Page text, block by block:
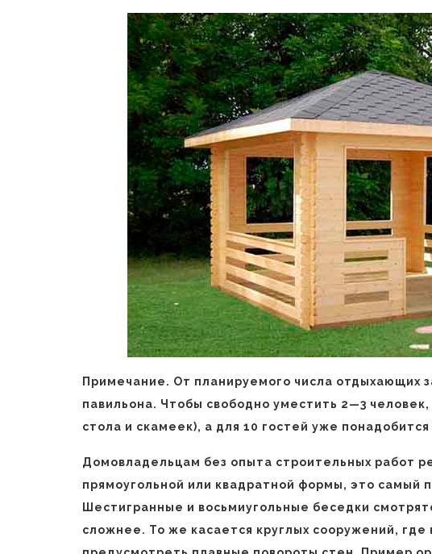
Примечание. От планируемого числа отдыхающих
павильона. Чтобы свободно уместить 2—3
стола и скамеек), а для 10 гостей уже
Домовладельцам без опыта строительных работ
прямоугольной или квадратной формы, это самый
Шестигранные и восьмиугольные беседки
сложнее. То же касается круглых сооружений, где